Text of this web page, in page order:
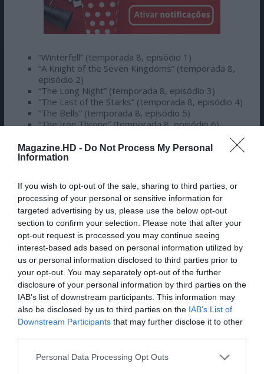
Magazine.HD - Do Not Process My Personal
Information
If you wish to opt-out of the sale, sharing to third parties, or
processing of your personal or sensitive information for
targeted advertising by us, please use the below opt-out
section to confirm your selection. Please note that after your
opt-out request is processed you may continue seeing
interest-based ads based on personal information utilized by
us or personal information disclosed to third parties prior to
your opt-out. You may separately opt-out of the further
disclosure of your personal information by third parties on the
IAB’s list of downstream participants. This information may
also be disclosed by us to third parties on the IAB’s List of
Downstream Participants that may further disclose it to other
Personal Data Processing Opt Outs
“Winterfell” (temporada 8, episódio 1)
“A Knight of the Seven Kingdoms” (temporada 8,
episódio 2)
“The Long Night” (temporada 8, episódio 3)
“The Last of the Starks” (temporada 8, episódio 4)
“The Bells” (temporada 8, episódio 5)
“The Iron Throne” (temporada 8, episódio 6)
KILLING EVE
“Killing Eve” | © BBC America